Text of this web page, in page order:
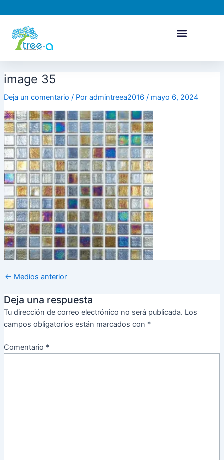
al
contenido
image 35
Deja un comentario / Por admintreea2016 / mayo 6, 2024
de
entradas
← Medios anterior
Deja una respuesta
Tu dirección de correo electrónico no será publicada. Los
campos obligatorios están marcados con *
Comentario *